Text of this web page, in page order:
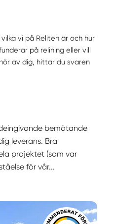
vi på Reliten är och hur
på relining eller vill
av dig, hittar du svaren
bemötande
leverans. Bra
projektet (som var
för vår...